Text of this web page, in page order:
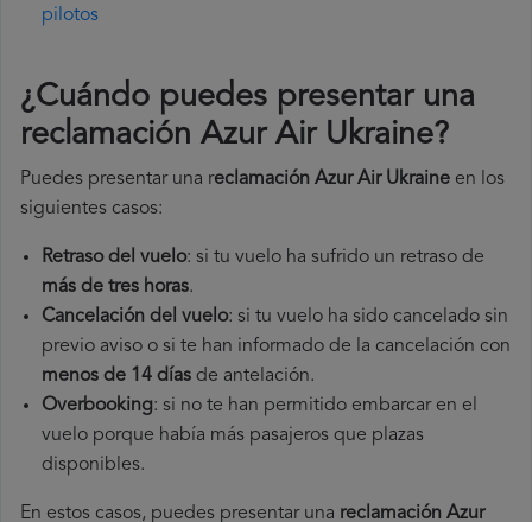
pilotos
¿Cuándo puedes presentar una
reclamación Azur Air Ukraine?
Puedes presentar una reclamación Azur Air Ukraine en los
siguientes casos:
Retraso del vuelo: si tu vuelo ha sufrido un retraso de
más de tres horas.
Cancelación del vuelo: si tu vuelo ha sido cancelado sin
previo aviso o si te han informado de la cancelación con
menos de 14 días de antelación.
Overbooking: si no te han permitido embarcar en el
vuelo porque había más pasajeros que plazas
disponibles.
En estos casos, puedes presentar una reclamación Azur